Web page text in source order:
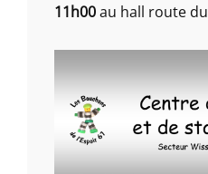
11h00au hall route